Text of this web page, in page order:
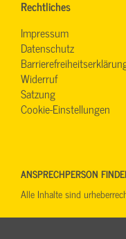
Rechtliches
Impressum
Datenschutz
Widerruf
Satzung
Cookie-Einstellungen
ANSPRECHPERSON
Alle Inhalte sind